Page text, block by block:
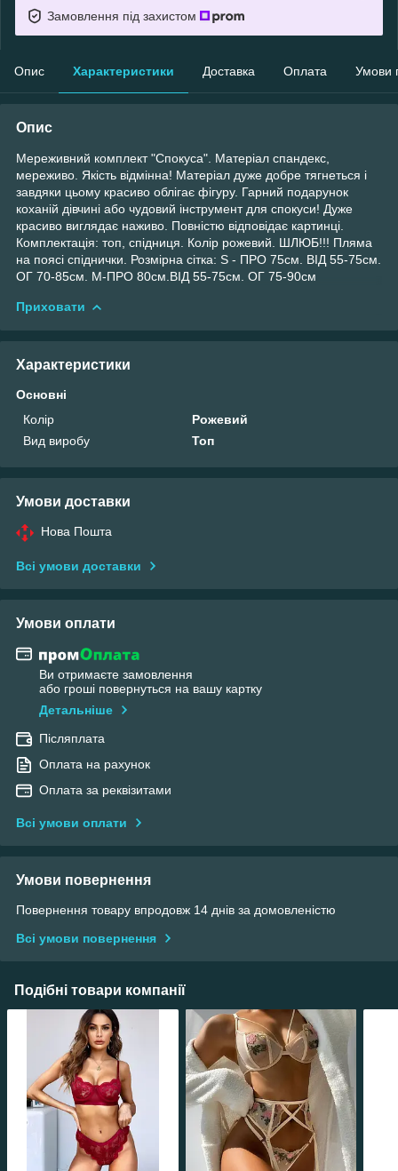
Замовлення під захистом
Опис Характеристики Доставка Оплата Умови
Опис
Мереживний комплект "Спокуса". Матеріал спандекс,
мереживо. Якість відмінна! Матеріал дуже добре тягнеться і
завдяки цьому красиво облігає фігуру. Гарний подарунок
коханій дівчині або чудовий інструмент для спокуси! Дуже
красиво виглядає наживо. Повністю відповідає картинці.
Комплектація: топ, спідниця. Колір рожевий. ШЛЮБ!!! Пляма
на поясі спіднички. Розмірна сітка: S - ПРО 75см. ВІД 55-75см.
ОГ 70-85см. M-ПРО 80см.ВІД 55-75см. ОГ 75-90см
Приховати
Характеристики
Основні
Колір
Рожевий
Вид виробу
Топ
Умови доставки
Нова Пошта
Всі умови доставки
Умови оплати
Ви отримаєте замовлення
або гроші повернуться на вашу картку
Детальніше
Післяплата
Оплата на рахунок
Оплата за реквізитами
Всі умови оплати
Умови повернення
Повернення товару впродовж 14 днів за домовленістю
Всі умови повернення
Подібні товари компанії